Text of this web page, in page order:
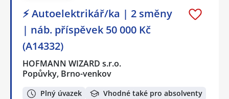
⚡ Autoelektrikář/ka | 2 směny
| náb. příspěvek 50 000 Kč
(A14332)
HOFMANN WIZARD s.r.o.
Popůvky, Brno-venkov
Plný úvazek Vhodné také pro absolventy